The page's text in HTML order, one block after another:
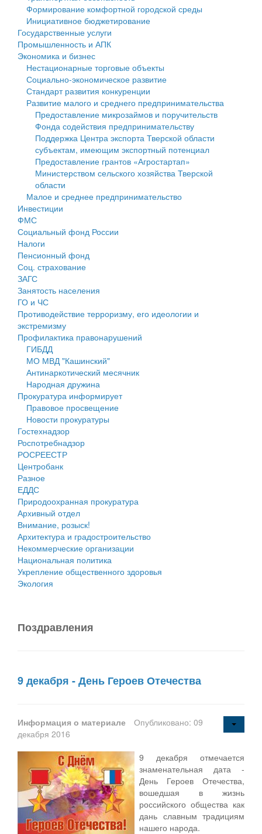
Государственные услуги
Промышленность и АПК
Экономика и бизнес
Символика
Устав
Гостям округа
Туризм
Культура
Образование
Здравоохранение
Социальная защита
Фотоальбом
муниципального округа Тверской области
Администрация Кашинского муниципального округа
Тверской области
Управление сельскими территориями
Открытые данные
Работа с обращениями граждан
Муниципальный контроль
Муниципальные услуги
Проекты административных регламентов
Антимонопольный комплаенс
Противодействие коррупции
Финансовое управление
Бюджет для граждан
Имущество
Выявление правообладателей ранее учтенных
объектов недвижимости
Имущественная поддержка субъектов малого и
среднего предпринимательства
Информационная поддержка субъектов малого и
среднего предпринимательства
Муниципальные программы
Контрольно-счетная палата
Персональные данные
Оценка регулирующего воздействия
Деятельность МУ
Нормативы градостроительного проектирования
Правила землепользования и застройки
Генеральные планы
Проекты планировки территории
Собрание депутатов
Городское поселение
Сельские поселения
Формирование комфортной городской среды
Инициативное бюджетирование
Государственные услуги
Промышленность и АПК
Экономика и бизнес
Нестационарные торговые объекты
Социально-экономическое развитие
Стандарт развития конкуренции
Развитие малого и среднего предпринимательства
Предоставление микрозаймов и поручительств
Фонда содействия предпринимательству
Поддержка Центра экспорта Тверской области
субъектам, имеющим экспортный потенциал
Предоставление грантов «Агростартап»
Министерством сельского хозяйства Тверской
области
Малое и среднее предпринимательство
Инвестиции
ФМС
Социальный фонд России
Налоги
Пенсионный фонд
Соц. страхование
ЗАГС
Занятость населения
ГО и ЧС
Противодействие терроризму, его идеологии и
экстремизму
Профилактика правонарушений
ГИБДД
МО МВД "Кашинский"
Антинаркотический месячник
Народная дружина
Прокуратура информирует
Правовое просвещение
Новости прокуратуры
Гостехнадзор
Роспотребнадзор
РОСРЕЕСТР
Центробанк
Разное
ЕДДС
Природоохранная прокуратура
Архивный отдел
Внимание, розыск!
Архитектура и градостроительство
Некоммерческие организации
Национальная политика
Укрепление общественного здоровья
Экология
Поздравления
9 декабря - День Героев Отечества
Информация о материале
Опубликовано: 09
декабря 2016
9 декабря отмечается
знаменательная дата -
День Героев Отечества,
вошедшая в жизнь
российского общества как
дань славным традициям
нашего народа.